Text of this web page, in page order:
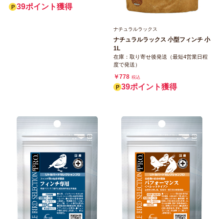
39ポイント獲得
ナチュラルラックス
ナチュラルラックス 小型フィンチ 小
1L
在庫：取り寄せ後発送（最短4営業日程
度で発送）
￥778 税込
39ポイント獲得